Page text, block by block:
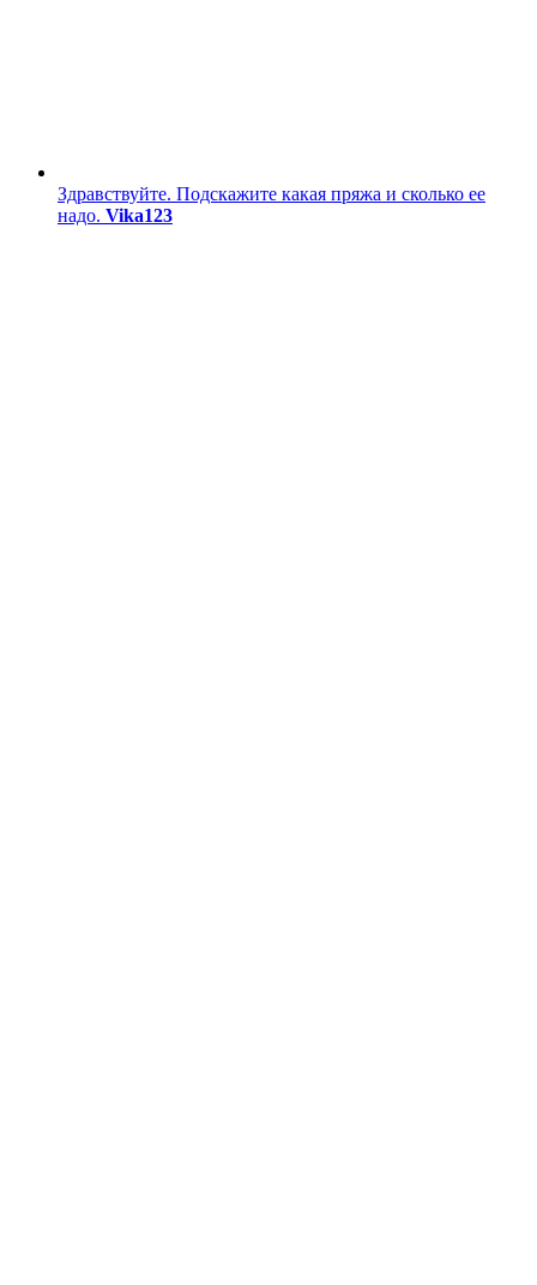
Здравствуйте. Подскажите какая пряжа и сколько ее
надо. Vika123